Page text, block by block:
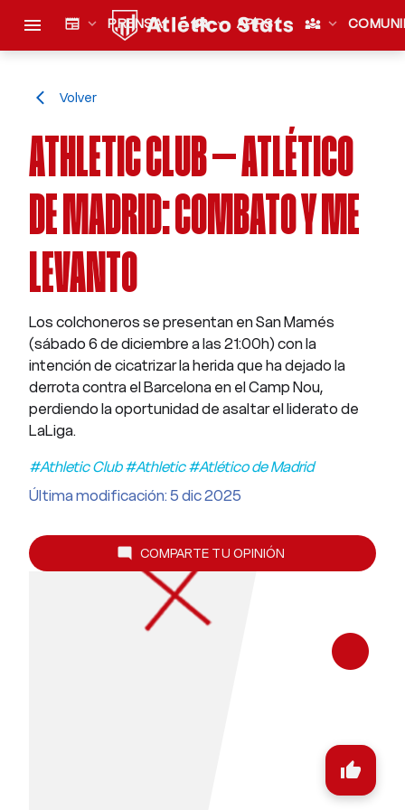
menu newspaper expand_more PRENSA sports_esports expand_more APPS diversity_3 expand_more
thumb_up
arrow_back_ios Volver
ATHLETIC CLUB — ATLÉTICO
DE MADRID: COMBATO Y ME
LEVANTO
Los colchoneros se presentan en San Mamés
(sábado 6 de diciembre a las 21:00h) con la
intención de cicatrizar la herida que ha dejado la
derrota contra el Barcelona en el Camp Nou,
perdiendo la oportunidad de asaltar el liderato de
LaLiga.
#Athletic Club #Athletic #Atlético de Madrid
Última modificación: 5 dic 2025
mode_comment COMPARTE TU OPINIÓN